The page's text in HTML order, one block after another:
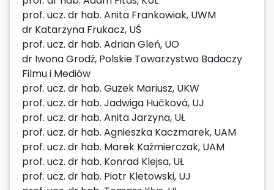
prof. ucz. dr hab. Anita Frankowiak, UWM
dr Katarzyna Frukacz, UŚ
prof. ucz. dr hab. Adrian Gleń, UO
dr Iwona Grodź, Polskie Towarzystwo Badaczy
Filmu i Mediów
prof. ucz. dr hab. Guzek Mariusz, UKW
prof. ucz. dr hab. Jadwiga Hučková, UJ
prof. ucz. dr hab. Anita Jarzyna, UŁ
prof. ucz. dr hab. Agnieszka Kaczmarek, UAM
prof. ucz. dr hab. Marek Kaźmierczak, UAM
prof. ucz. dr hab. Konrad Klejsa, UŁ
prof. ucz. dr hab. Piotr Kletowski, UJ